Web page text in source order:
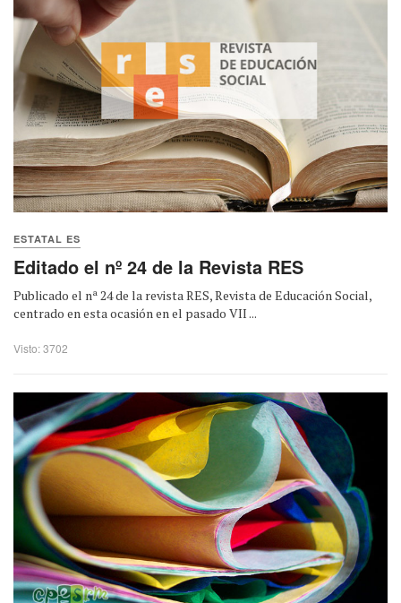
ESTATAL ES
Editado el nº 24 de la Revista RES
Publicado el nª 24 de la revista RES, Revista de Educación Social,
centrado en esta ocasión en el pasado VII ...
Visto: 3702